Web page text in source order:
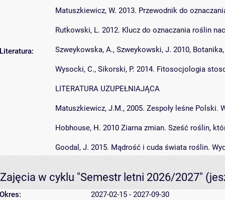
Literatura:
Matuszkiewicz, W. 2013. Przewodnik do
Rutkowski, L. 2012. Klucz do oznaczania roślin
Szweykowska, A., Szweykowski, J. 2010, Botanika,
Wysocki, C., Sikorski, P. 2014. Fitosocjologia
LITERATURA UZUPEŁNIAJĄCA
Matuszkiewicz, J.M., 2005. Zespoły leśne Polski.
Hobhouse, H. 2010 Ziarna zmian. Sześć roślin,
Goodal, J. 2015. Mądrość i cuda świata roślin.
Zajęcia w cyklu "Semestr letni 2026/2027"
Okres: 2027-02-15 - 2027-09-30